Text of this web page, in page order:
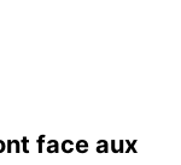
face aux